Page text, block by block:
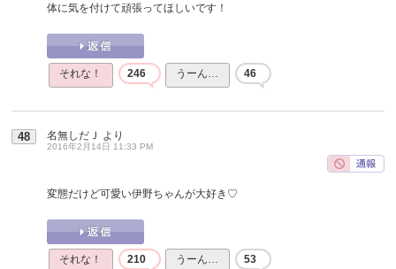
体に気を付けて頑張ってほしいです！
それな！ 246 うーん… 46
48 名無しだＪ より
2016年2月14日 11:33 PM
変態だけど可愛い伊野ちゃんが大好き♡
それな！ 210 うーん… 53